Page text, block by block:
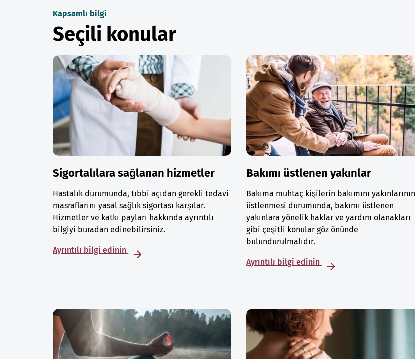
Kapsamlı bilgi
Seçili konular
Sigortalılara sağlanan hizmetler
Hastalık durumunda, tıbbi açıdan gerekli tedavi
masraflarını yasal sağlık sigortası karşılar.
Hizmetler ve katkı payları hakkında ayrıntılı
bilgiyi buradan edinebilirsiniz.
Ayrıntılı bilgi edinin
Bakımı üstlenen yakınlar
Bakıma muhtaç kişilerin bakımını yakınlarının
üstlenmesi durumunda, bakımı üstlenen
yakınlara yönelik haklar ve yardım olanakları
gibi çeşitli konular göz önünde
bulundurulmalıdır.
Ayrıntılı bilgi edinin